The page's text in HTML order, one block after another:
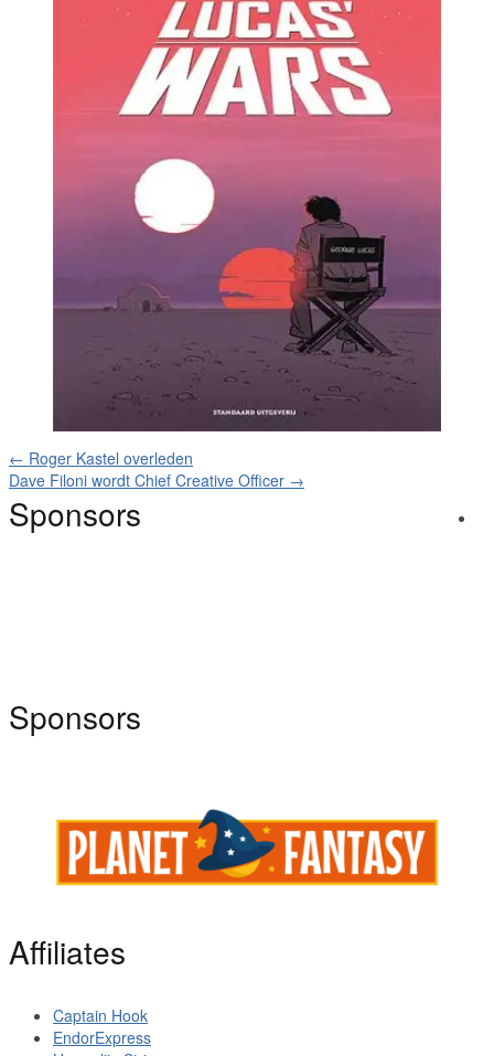
← Roger Kastel overleden
Dave Filoni wordt Chief Creative Officer →
Sponsors
Sponsors
Affiliates
Captain Hook
EndorExpress